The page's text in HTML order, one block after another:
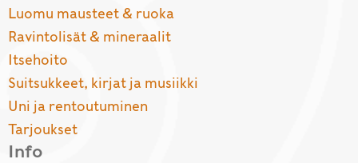
Luomu mausteet & ruoka
Ravintolisät & mineraalit
Itsehoito
Suitsukkeet, kirjat ja musiikki
Uni ja rentoutuminen
Tarjoukset
Info